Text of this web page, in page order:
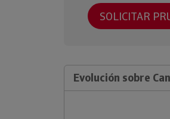
SOLICITAR
Evolución sobre